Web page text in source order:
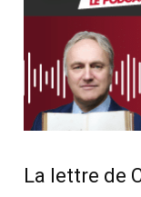
La lettre de